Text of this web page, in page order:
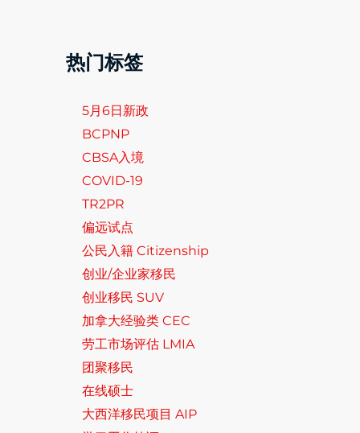
热门标签
5月6日新政
BCPNP
CBSA入境
COVID-19
TR2PR
偏远试点
公民入籍 Citizenship
创业/企业家移民
创业移民 SUV
加拿大经验类 CEC
劳工市场评估 LMIA
团聚移民
在线硕士
大西洋移民项目 AIP